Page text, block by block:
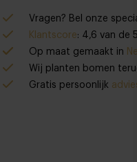
Vragen? Bel onze
Klantscore: 4,6 van de
Op maat gemaakt in
Wij planten bomen
Gratis persoonlijk